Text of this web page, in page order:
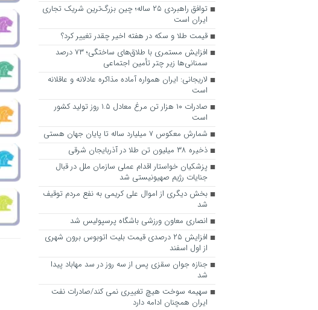
توافق راهبردی ۲۵ ساله؛ چین بزرگ‌ترین شریک تجاری
ایران است
قیمت طلا و سکه در هفته اخیر چقدر تغییر کرد؟
افزایش مستمری با طلاق‌های ساختگی؛ ۷۳ درصد
سمنانی‌ها زیر چتر تأمین اجتماعی
لاریجانی: ایران همواره آماده مذاکره عادلانه و عاقلانه
است
صادرات ۱۰ هزار تن مرغ معادل ۱.۵ روز تولید کشور
است
شمارش معکوس ۷ میلیارد ساله تا پایان جهان هستی
ذخیره ۳۸ میلیون تن طلا در آذربایجان شرقی
پزشکیان خواستار اقدام عملی سازمان ملل در قبال
جنایات رژیم صهیونیستی شد
بخش دیگری از اموال علی کریمی به نفع مردم توقیف
شد
انصاری معاون ورزشی باشگاه پرسپولیس شد
افزایش ۲۵ درصدی قیمت بلیت اتوبوس برون شهری
از اول اسفند
جنازه جوان سقزی پس از سه روز در سد مهاباد پیدا
شد
سهیمه سوخت هیچ تغییری نمی کند/صادرات نفت
ایران همچنان ادامه دارد